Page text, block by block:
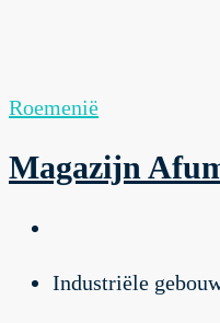
Roemenië
Magazijn
Industriële